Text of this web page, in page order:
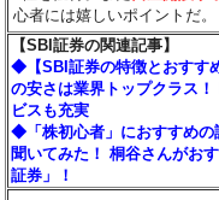
心者には嬉しいポイントだ。
【SBI証券の関連記事】
◆【SBI証券の特徴とおすす
の安さは業界トップクラス
ビスも充実
◆「株初心者」におすすめの
聞いてみた！ 桐谷さんがお
証券」！